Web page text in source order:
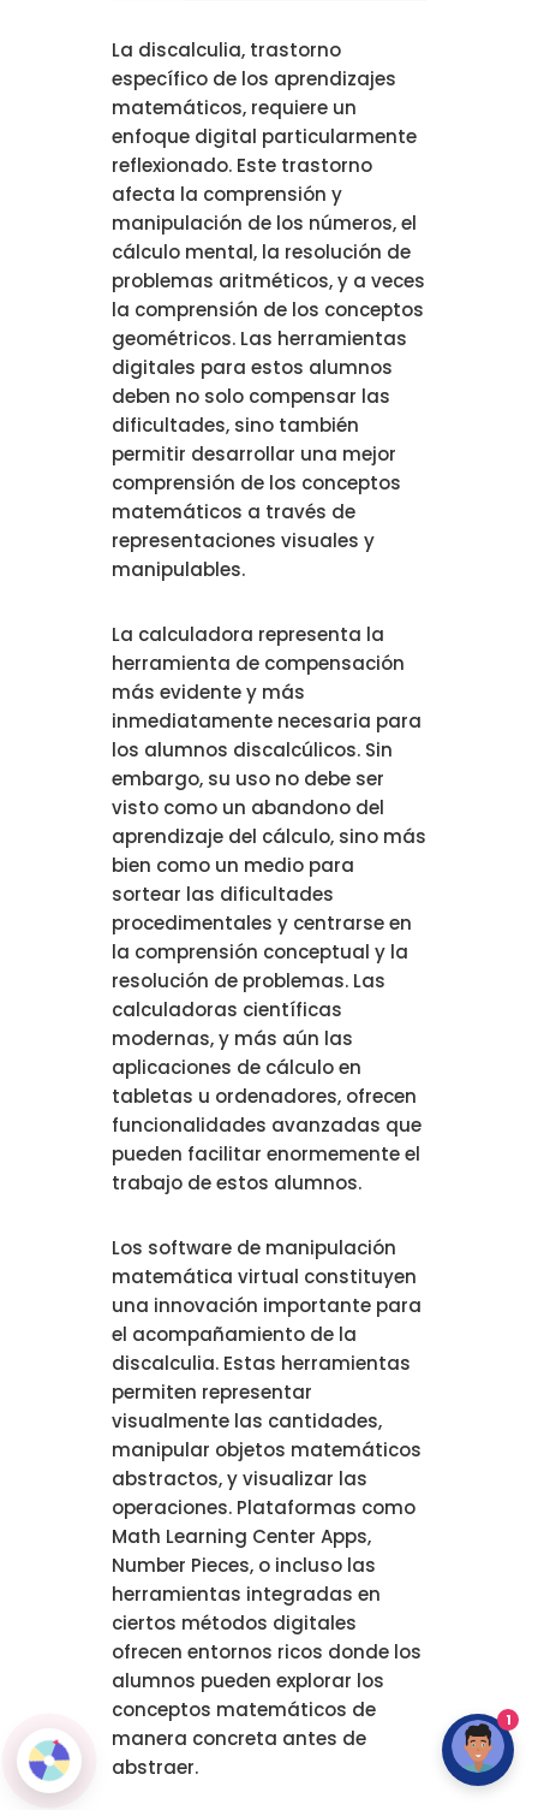
La discalculia, trastorno
específico de los aprendizajes
matemáticos, requiere un
enfoque digital particularmente
reflexionado. Este trastorno
afecta la comprensión y
manipulación de los números, el
cálculo mental, la resolución de
problemas aritméticos, y a veces
la comprensión de los conceptos
geométricos. Las herramientas
digitales para estos alumnos
deben no solo compensar las
dificultades, sino también
permitir desarrollar una mejor
comprensión de los conceptos
matemáticos a través de
representaciones visuales y
manipulables.
La calculadora representa la
herramienta de compensación
más evidente y más
inmediatamente necesaria para
los alumnos discalcúlicos. Sin
embargo, su uso no debe ser
visto como un abandono del
aprendizaje del cálculo, sino más
bien como un medio para
sortear las dificultades
procedimentales y centrarse en
la comprensión conceptual y la
resolución de problemas. Las
calculadoras científicas
modernas, y más aún las
aplicaciones de cálculo en
tabletas u ordenadores, ofrecen
funcionalidades avanzadas que
pueden facilitar enormemente el
trabajo de estos alumnos.
Los software de manipulación
matemática virtual constituyen
una innovación importante para
el acompañamiento de la
discalculia. Estas herramientas
permiten representar
visualmente las cantidades,
manipular objetos matemáticos
abstractos, y visualizar las
operaciones. Plataformas como
Math Learning Center Apps,
Number Pieces, o incluso las
herramientas integradas en
ciertos métodos digitales
ofrecen entornos ricos donde los
alumnos pueden explorar los
conceptos matemáticos de
manera concreta antes de
abstraer.
1